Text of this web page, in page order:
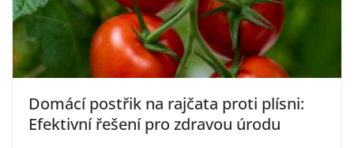
Domácí postřik na rajčata proti plísni:
Efektivní řešení pro zdravou úrodu